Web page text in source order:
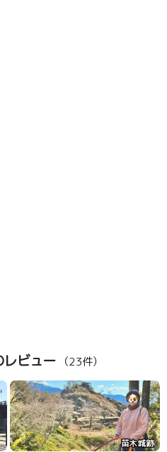
ビュー （23件）
苗木城跡